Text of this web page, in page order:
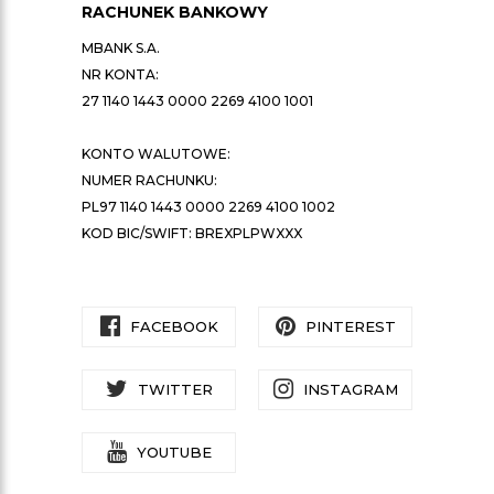
RACHUNEK BANKOWY
MBANK S.A.
NR KONTA:
27 1140 1443 0000 2269 4100 1001
KONTO WALUTOWE:
NUMER RACHUNKU:
PL97 1140 1443 0000 2269 4100 1002
KOD BIC/SWIFT: BREXPLPWXXX
FACEBOOK PINTEREST
TWITTER INSTAGRAM
YOUTUBE